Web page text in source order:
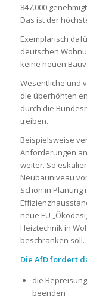
847.000
Das ist der
Exemplarisch
deutschen
keine neuen
Wesentliche und
die überhöhten
durch die
treiben.
Beispielsweise
Anforderungen
weiter. So
Neubauniveau
Schon in
neue EU
Heiztechnik in
beschränken soll.
Die AfD fordert
die
beenden